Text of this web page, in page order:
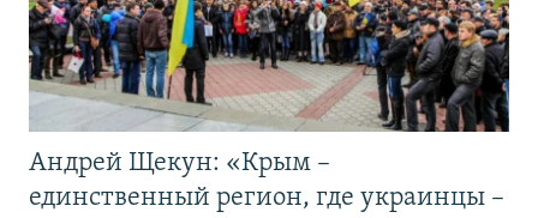
Андрей Щекун: «Крым –
единственный регион, где украинцы –